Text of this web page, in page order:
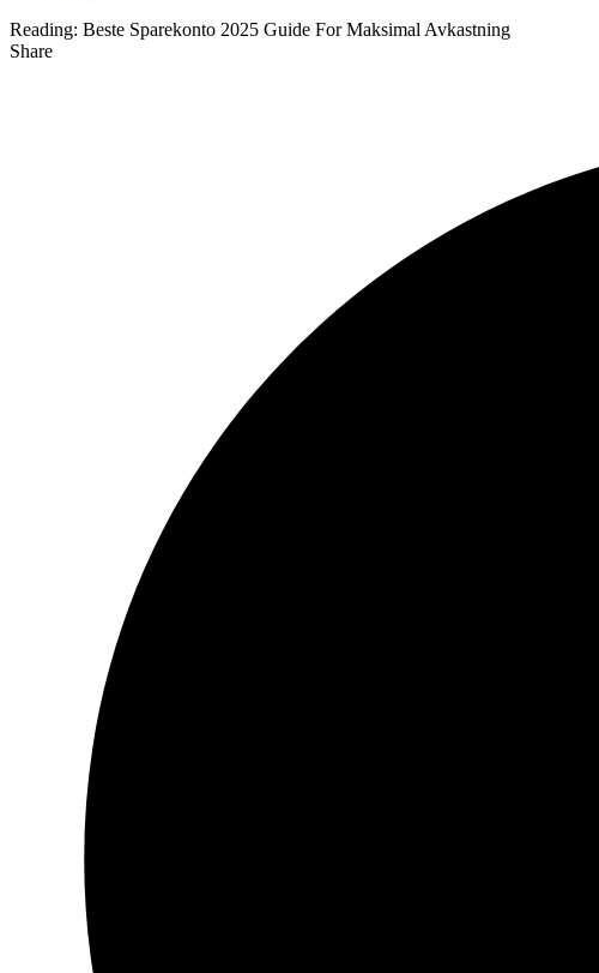
Reading: Beste Sparekonto 2025 Guide For Maksimal Avkastning
Share